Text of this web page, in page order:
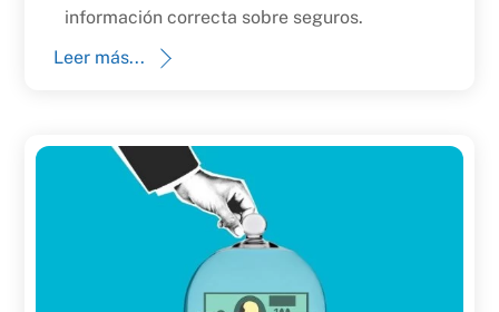
información correcta sobre seguros.
Leer más...